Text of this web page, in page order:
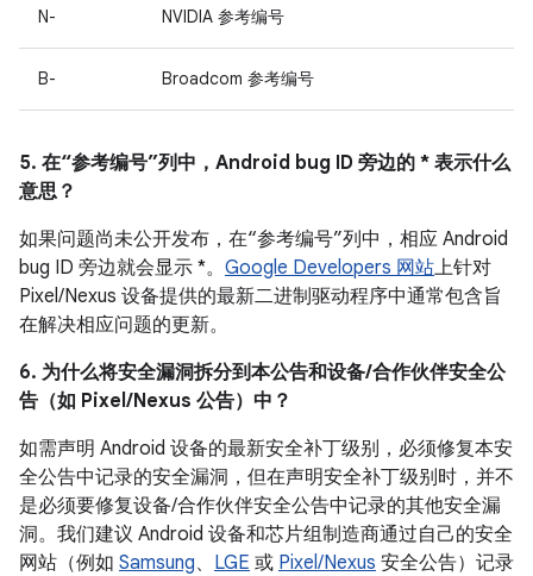
N- NVIDIA 参考编号
B- Broadcom 参考编号
5. 在“参考编号”列中，Android bug ID 旁边的 * 表示什么
意思？
如果问题尚未公开发布，在“参考编号”列中，相应 Android
bug ID 旁边就会显示 *。 Google Developers 网站上针对
Pixel/Nexus 设备提供的最新二进制驱动程序中通常包含旨
在解决相应问题的更新。
6. 为什么将安全漏洞拆分到本公告和设备/合作伙伴安全公
告（如 Pixel/Nexus 公告）中？
如需声明 Android 设备的最新安全补丁级别，必须修复本安
全公告中记录的安全漏洞，但在声明安全补丁级别时，并不
是必须要修复设备/合作伙伴安全公告中记录的其他安全漏
洞。我们建议 Android 设备和芯片组制造商通过自己的安全
网站（例如 Samsung、 LGE 或 Pixel/Nexus 安全公告）记录